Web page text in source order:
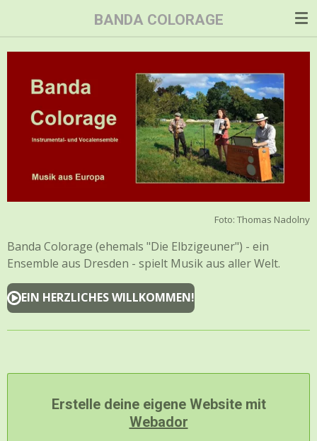
BANDA COLORAGE
Foto: Thomas Nadolny
Banda Colorage (ehemals "Die Elbzigeuner") - ein
Ensemble aus Dresden - spielt Musik aus aller Welt.
EIN HERZLICHES WILLKOMMEN!
Erstelle deine eigene Website mit
Webador